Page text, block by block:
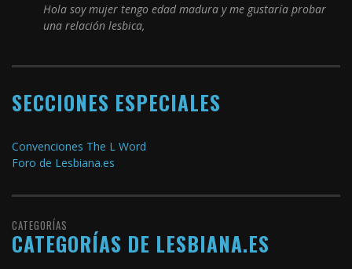
Hola soy mujer tengo edad madura y me gustaría probar
una relación lesbica,
SECCIONES ESPECIALES
Convenciones The L Word
Foro de Lesbiana.es
CATEGORÍAS
CATEGORÍAS DE LESBIANA.ES